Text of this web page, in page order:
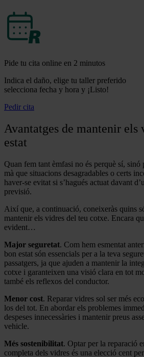
Pide tu cita online en 2 minutos
Indica el daño, elige tu taller preferido
selecciona fecha y hora y ¡Listo!
Pedir cita
Avantatges de mantenir els
estat
Quan fem tant èmfasi no és perquè sí, sinó
mà que situacions desagradables o certs
haver-se evitat si s’hagués actuat davant
previsió.
Així que, a continuació, coneixeràs quins
mantenir els vidres del teu cotxe. Encara
evident…
Major seguretat. Com hem esmentat
bon estat són essencials per a la teva
passatgers, ja que ajuden a mantenir la
cotxe i garanteixen una visió clara en tot
també els reflexos del conductor.
Menor cost. Reparar vidres sol ser més
los del tot. En abordar els problemes
despeses innecessàries i mantenir preus
vehicle.
Més sostenibilitat. Optar per la reparació
completa dels vidres és una elecció cent